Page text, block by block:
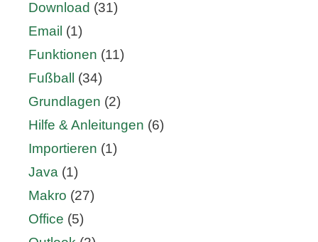
Download (31)
Email (1)
Funktionen (11)
Fußball
(34)
Grundlagen (2)
Hilfe & Anleitungen (6)
Importieren (1)
Java (1)
Makro (27)
Office (5)